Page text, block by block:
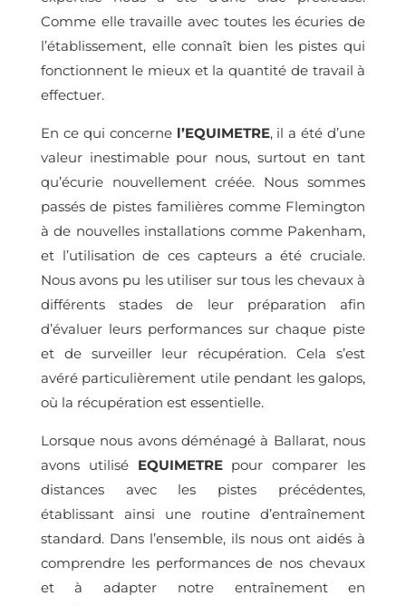
Comme elle travaille avec toutes les écuries de
l’établissement, elle connaît bien les pistes qui
fonctionnent le mieux et la quantité de travail à
effectuer.
En ce qui concerne l’EQUIMETRE, il a été d’une
valeur inestimable pour nous, surtout en tant
qu’écurie nouvellement créée. Nous sommes
passés de pistes familières comme Flemington
à de nouvelles installations comme Pakenham,
et l’utilisation de ces capteurs a été cruciale.
Nous avons pu les utiliser sur tous les chevaux à
différents stades de leur préparation afin
d’évaluer leurs performances sur chaque piste
et de surveiller leur récupération. Cela s’est
avéré particulièrement utile pendant les galops,
où la récupération est essentielle.
Lorsque nous avons déménagé à Ballarat, nous
avons utilisé EQUIMETREpour comparer les
distances avec les pistes précédentes,
établissant ainsi une routine d’entraînement
standard. Dans l’ensemble, ils nous ont aidés à
comprendre les performances de nos chevaux
et à adapter notre entraînement en